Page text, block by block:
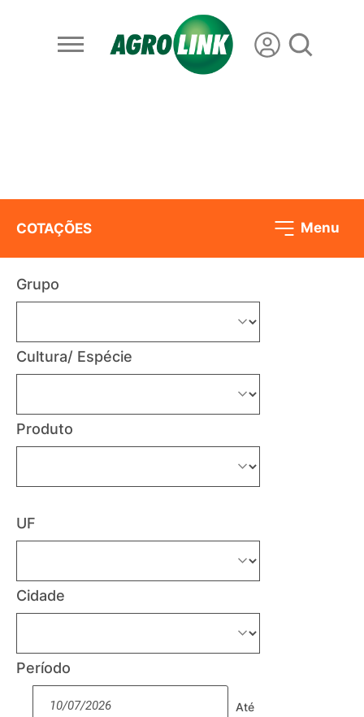
COTAÇÕES Menu
Grupo
Cultura/ Espécie
Produto
UF
Cidade
Período
Até